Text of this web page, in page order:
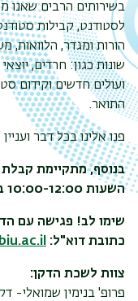
בשירותים הרבים שאנו
לסטודנט, קבילות
הורות ומגדר, הלוואות,
שונות כגון: חרדים,
ועולים חדשים וקידום
התואר.
פנו אלינו בכל דבר
בנוסף, מתקיימת
השעות 10:00-12:00 בכל מדורי דקן השונים
שימו לב! פגישה עם
כתובת דוא"ל:
צוות לשכת הדקן:
פרופ' בנימין שמואלי-